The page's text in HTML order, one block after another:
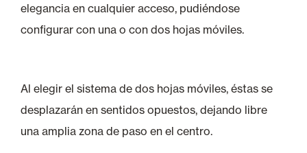
elegancia en cualquier acceso, pudiéndose
configurar con una o con dos hojas móviles.
Al elegir el sistema de dos hojas móviles, éstas se
desplazarán en sentidos opuestos, dejando libre
una amplia zona de paso en el centro.